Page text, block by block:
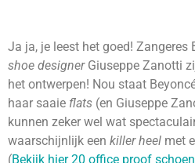
Ja ja, je leest het goed! Zangeres
shoe designerGiuseppe Zanotti
het ontwerpen! Nou staat
haar saaie flats (en Giuseppe
kunnen zeker wel wat
waarschijnlijk een killer heel met
(Bekijk hier 20 office proof